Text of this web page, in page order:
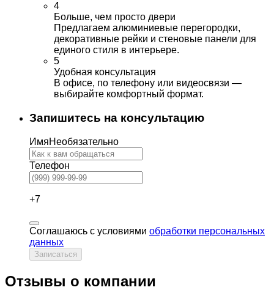
4
Больше, чем просто двери
Предлагаем алюминиевые перегородки,
декоративные рейки и стеновые панели для
единого стиля в интерьере.
5
Удобная консультация
В офисе, по телефону или видеосвязи —
выбирайте комфортный формат.
Запишитесь на консультацию
ИмяНеобязательно
Телефон
+7
Соглашаюсь с условиями обработки персональных
данных
Записаться
Отзывы о компании